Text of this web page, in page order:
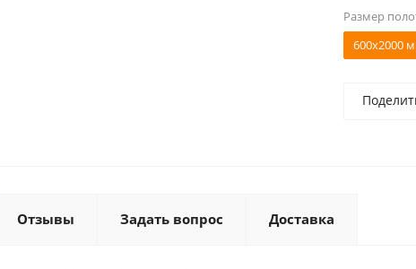
Размер
600x2000
Отзывы Задать вопрос Доставка